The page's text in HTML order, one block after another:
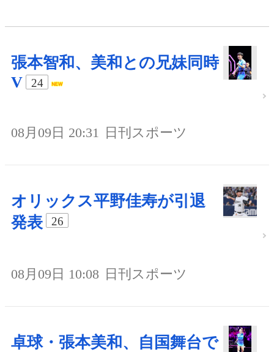
張本智和、美和との兄妹同時
V
24
08月09日 20:31 日刊スポーツ
オリックス平野佳寿が引退
発表
26
08月09日 10:08 日刊スポーツ
卓球・張本美和、自国舞台で